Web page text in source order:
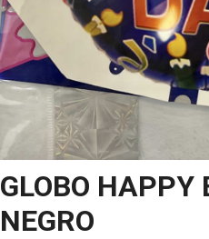
GLOBO HAPPY
NEGRO